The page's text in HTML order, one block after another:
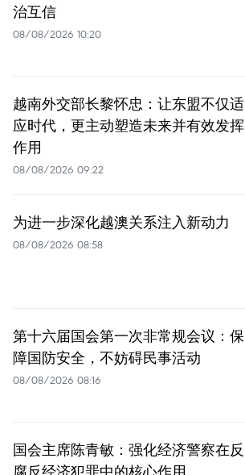
治互信
08/08/2026 10:20
越南外交部长黎怀忠：让东盟不仅适
应时代，更主动塑造未来并有效发挥
作用
08/08/2026 09:22
为进一步深化越澳关系注入新动力
08/08/2026 08:58
第十六届国会第一次非常规会议：保
障国防安全，不妨碍民事活动
08/08/2026 08:16
国会主席陈青敏：强化经济警察在反
腐反经济犯罪中的核心作用